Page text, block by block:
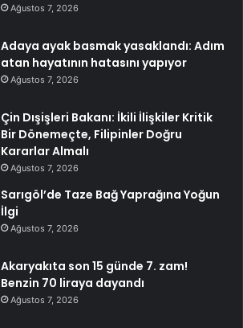
Ağustos 7, 2026
Adaya ayak basmak yasaklandı: Adım
atan hayatının hatasını yapıyor
Ağustos 7, 2026
Çin Dışişleri Bakanı: İkili İlişkiler Kritik
Bir Dönemeçte, Filipinler Doğru
Kararlar Almalı
Ağustos 7, 2026
Sarıgöl’de Taze Bağ Yaprağına Yoğun
İlgi
Ağustos 7, 2026
Akaryakıta son 15 günde 7. zam!
Benzin 70 liraya dayandı
Ağustos 7, 2026